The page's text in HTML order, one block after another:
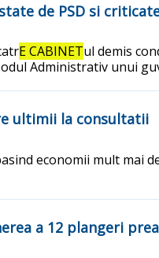
de PSD si
E CABINETul demis
Administrativ unui
ultimii la consultatii
economii mult mai
a 12 plangeri